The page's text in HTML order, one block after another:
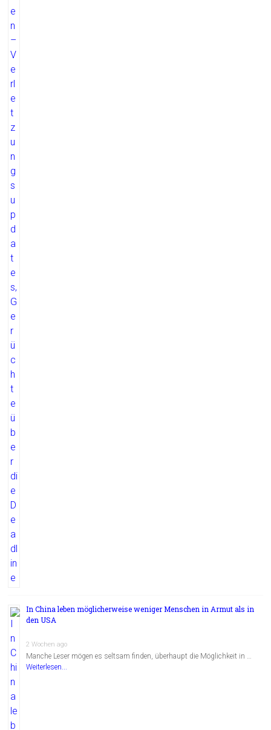
In China leben möglicherweise weniger Menschen in Armut als in
den USA
2 Wochen ago
Manche Leser mögen es seltsam finden, überhaupt die Möglichkeit in …
Weiterlesen...